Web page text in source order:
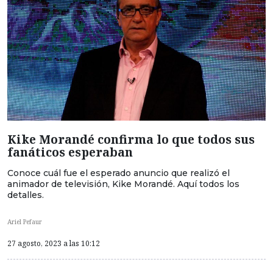
Kike Morandé confirma lo que todos sus
fanáticos esperaban
Conoce cuál fue el esperado anuncio que realizó el
animador de televisión, Kike Morandé. Aquí todos los
detalles.
Ariel Pefaur
27 agosto, 2023 a las 10:12